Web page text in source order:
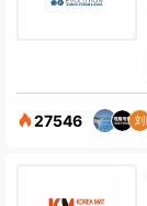
27546